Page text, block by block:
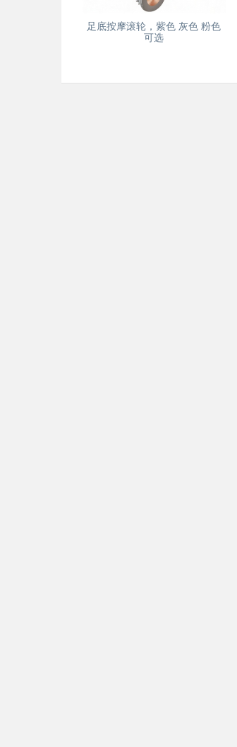
足底按摩滚轮，紫色 灰色 粉色
可选